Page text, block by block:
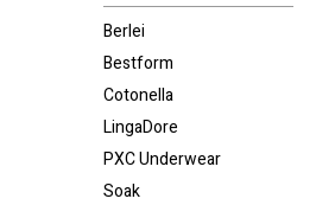
Berlei
Bestform
Cotonella
LingaDore
PXC Underwear
Soak